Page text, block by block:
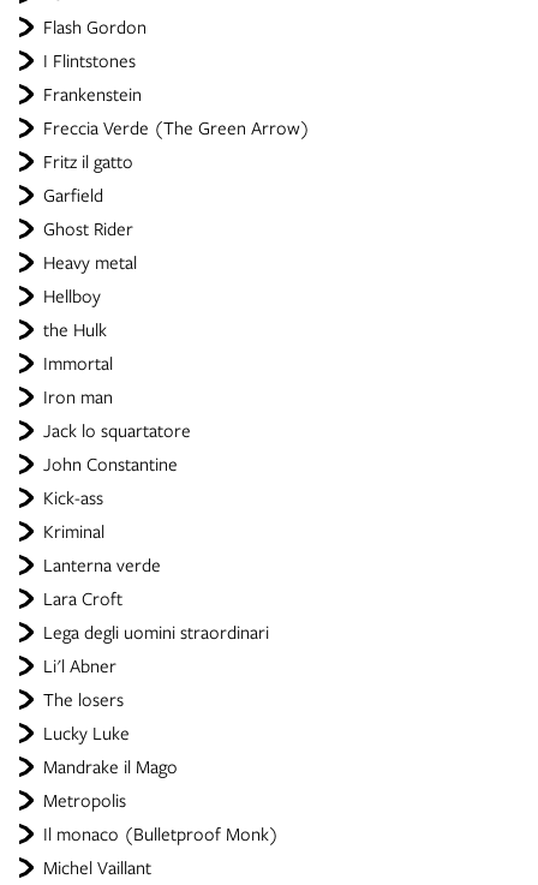
Flash Gordon
I Flintstones
Frankenstein
Freccia Verde (The Green Arrow)
Fritz il gatto
Garfield
Ghost Rider
Heavy metal
Hellboy
the Hulk
Immortal
Iron man
Jack lo squartatore
John Constantine
Kick-ass
Kriminal
Lanterna verde
Lara Croft
Lega degli uomini straordinari
Li'l Abner
The losers
Lucky Luke
Mandrake il Mago
Metropolis
Il monaco (Bulletproof Monk)
Michel Vaillant